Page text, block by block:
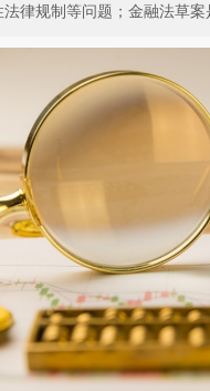
律规制等问题；金融法草